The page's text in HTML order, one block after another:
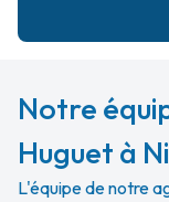
Notre
Huguet à
L'équipe de notre